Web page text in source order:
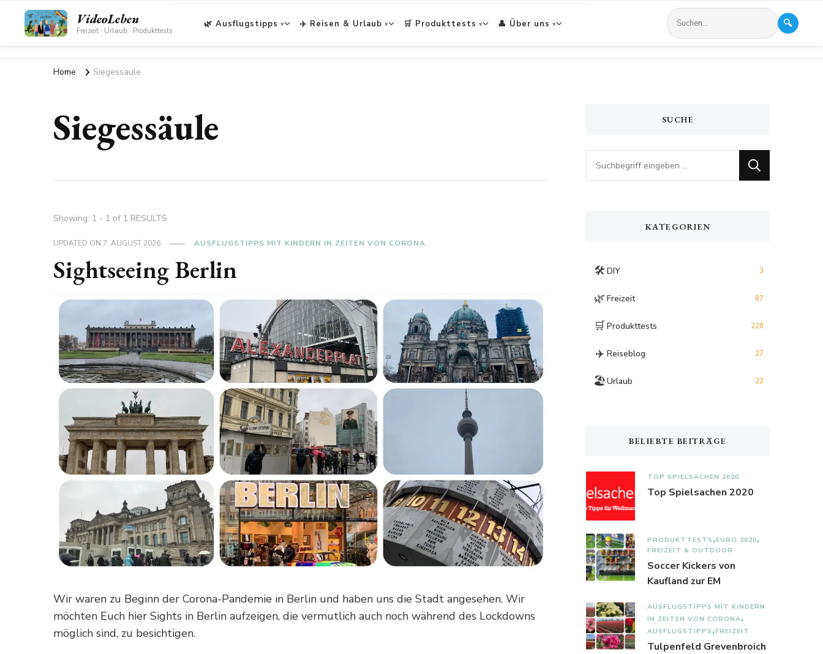
VideoLeben
Freizeit · Urlaub · Produkttests
🌿 Ausflugstipps ✈️ Reisen & Urlaub 🛒 Produkttests 👤 Über uns 🔍
Home Siegessäule
Siegessäule
Showing: 1 - 1 of 1 RESULTS
UPDATED ON7. AUGUST 2026 AUSFLUGSTIPPS MIT KINDERN IN ZEITEN VON CORONA
Sightseeing Berlin
Wir waren zu Beginn der Corona-Pandemie in Berlin und haben uns die Stadt angesehen. Wir
möchten Euch hier Sights in Berlin aufzeigen, die vermutlich auch noch während des Lockdowns
möglich sind, zu besichtigen.
SUCHE
Looking
for
KATEGORIEN
🛠️ DIY 3
🌿 Freizeit 87
🛒 Produkttests 220
✈️ Reiseblog 27
🏖️Urlaub 22
BELIEBTE BEITRÄGE
TOP SPIELSACHEN 2020
Top Spielsachen 2020
PRODUKTTESTS EURO 2020
FREIZEIT & OUTDOOR
Soccer Kickers von
Kaufland zur EM
AUSFLUGSTIPPS MIT KINDERN
IN ZEITEN VON CORONA
AUSFLUGSTIPPS FREIZEIT
Tulpenfeld Grevenbroich